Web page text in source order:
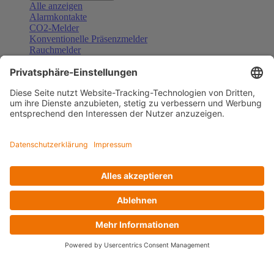
Alle anzeigen
Alarmkontakte
CO2-Melder
Konventionelle Präsenzmelder
Rauchmelder
Gefahrenmelder
Türsprechanlagen
Alle anzeigen
Außenstationen
Klingeltaster und Gongs
Sprechanlagen-Sets
Zubehör Türkommunikation
Videoüberwachung
Zubehör Videoüberwachung
Alle anzeigen